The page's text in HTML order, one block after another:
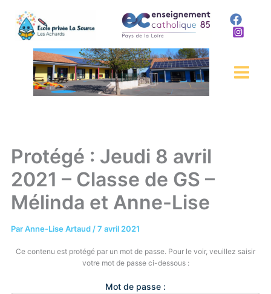
contenu
Protégé : Jeudi 8 avril
2021 – Classe de GS –
Mélinda et Anne-Lise
ParAnne-Lise Artaud /7 avril 2021
Ce contenu est protégé par un mot de passe. Pour le voir, veuillez saisir
votre mot de passe ci-dessous :
Mot de passe :